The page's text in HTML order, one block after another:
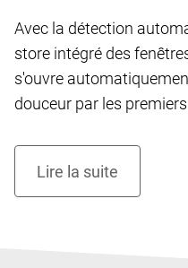
Avec la détection
store intégré des
s'ouvre
douceur par les